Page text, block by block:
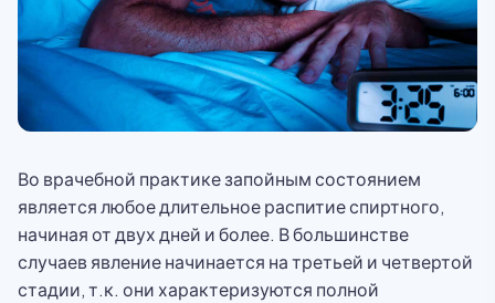
Во врачебной практике запойным состоянием
является любое длительное распитие спиртного,
начиная от двух дней и более. В большинстве
случаев явление начинается на третьей и четвертой
стадии, т.к. они характеризуются полной